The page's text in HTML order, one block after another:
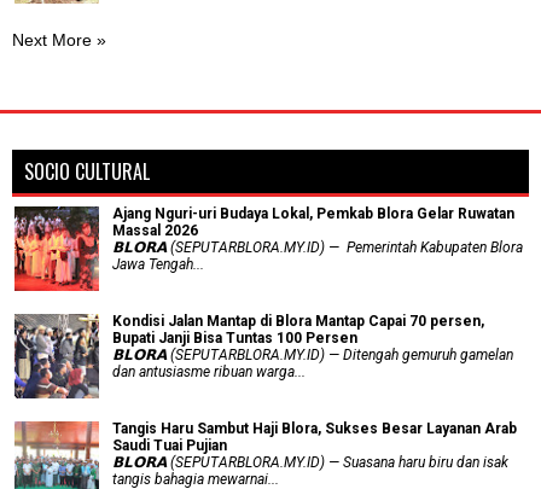
Next More »
SOCIO CULTURAL
Ajang Nguri-uri Budaya Lokal, Pemkab Blora Gelar Ruwatan
Massal 2026
𝗕𝗟𝗢𝗥𝗔 (SEPUTARBLORA.MY.ID) — Pemerintah Kabupaten Blora
Jawa Tengah...
Kondisi Jalan Mantap di Blora Mantap Capai 70 persen,
Bupati Janji Bisa Tuntas 100 Persen
𝗕𝗟𝗢𝗥𝗔 (SEPUTARBLORA.MY.ID) — Ditengah gemuruh gamelan
dan antusiasme ribuan warga...
Tangis Haru Sambut Haji Blora, Sukses Besar Layanan Arab
Saudi Tuai Pujian
𝗕𝗟𝗢𝗥𝗔 (SEPUTARBLORA.MY.ID) — Suasana haru biru dan isak
tangis bahagia mewarnai...